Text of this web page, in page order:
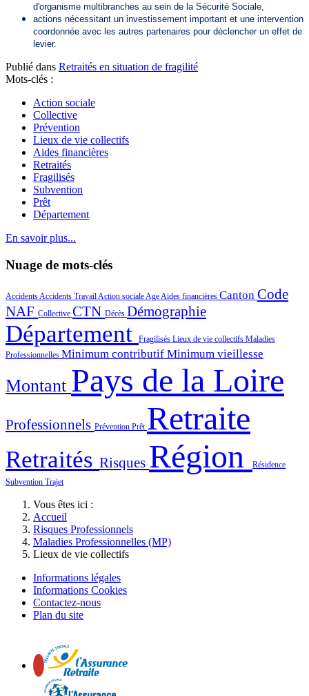
d'organisme multibranches au sein de la Sécurité Sociale,
actions nécessitant un investissement important et une intervention
coordonnée avec les autres partenaires pour déclencher un effet de
levier.
Publié dans Retraités en situation de fragilité
Mots-clés :
Action sociale
Collective
Prévention
Lieux de vie collectifs
Aides financières
Retraités
Fragilisés
Subvention
Prêt
Département
En savoir plus...
Nuage de mots-clés
AccidentsAccidents TravailAction socialeAgeAides financières Canton Code
NAF Collective CTN Décès Démographie
Département Fragilisés Lieux de vie collectifs Maladies
Professionnelles Minimum contributif Minimum vieillesse
Montant Pays de la Loire
Professionnels Prévention Prêt Retraite
Retraités Risques Région
Résidence
Subvention Trajet
Vous êtes ici :
Accueil
Risques Professionnels
Maladies Professionnelles (MP)
Lieux de vie collectifs
Informations légales
Informations Cookies
Contactez-nous
Plan du site